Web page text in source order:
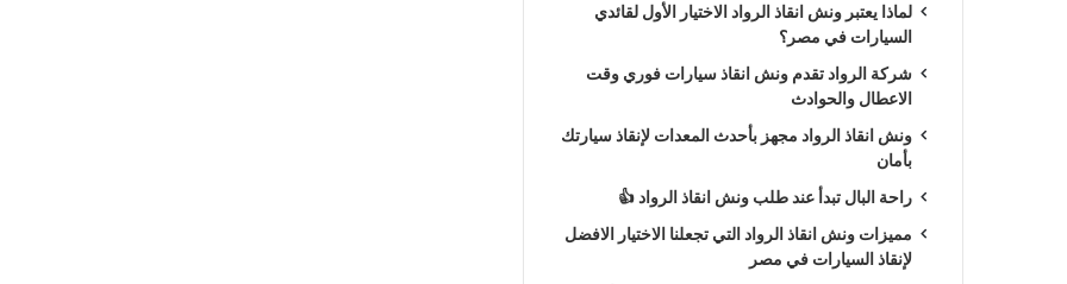
لماذا يعتبر ونش انقاذ الرواد الاختيار الأول لقائدي
السيارات في مصر؟
شركة الرواد تقدم ونش انقاذ سيارات فوري وقت
الاعطال والحوادث
ونش انقاذ الرواد مجهز بأحدث المعدات لإنقاذ سيارتك
بأمان
راحة البال تبدأ عند طلب ونش انقاذ الرواد 👍
مميزات ونش انقاذ الرواد التي تجعلنا الاختيار الافضل
لإنقاذ السيارات في مصر